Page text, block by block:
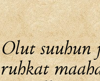
Olut suuhun
ruhkat